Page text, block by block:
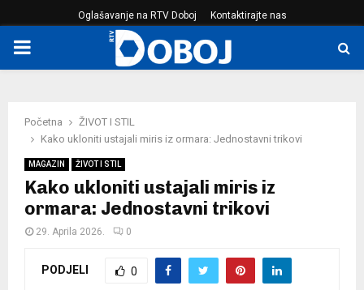
Oglašavanje na RTV Doboj Kontaktirajte nas
PRIMARY
Početna
ŽIVOT I STIL
Kako ukloniti ustajali miris iz ormara: Jednostavni trikovi
MAGAZIN ŽIVOT I STIL
Kako ukloniti ustajali miris iz
ormara: Jednostavni trikovi
29. Aprila 2026. 0
PODJELI 0